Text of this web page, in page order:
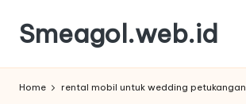
Skip
content
Smeagol.web.id
Informasi
Home rental mobil untuk wedding petukangan